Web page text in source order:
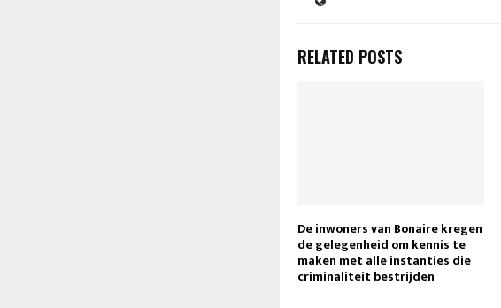
RELATED POSTS
De inwoners van Bonaire kregen
de gelegenheid om kennis te
maken met alle instanties die
criminaliteit bestrijden